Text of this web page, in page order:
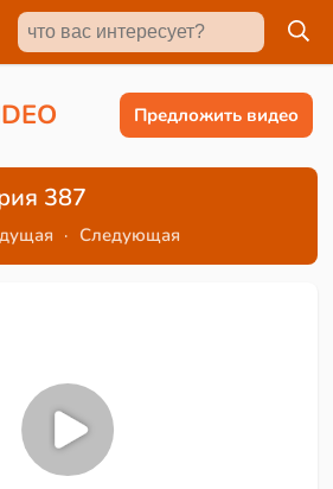
DEO Предложить видео
387
· Следующая